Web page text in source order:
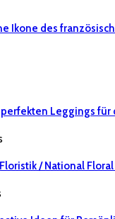
Ikone des
Leggings für
/ National